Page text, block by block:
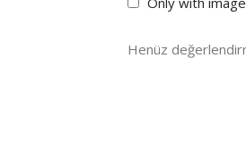
Henüz